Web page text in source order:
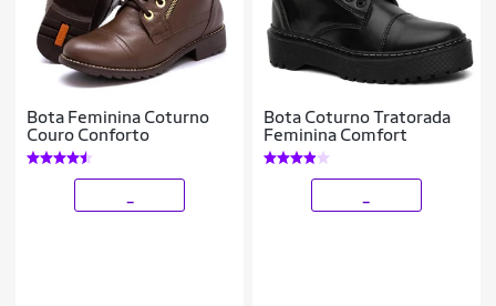
Bota Feminina Coturno
Couro Conforto
Bota Coturno Tratorada
Feminina Comfort